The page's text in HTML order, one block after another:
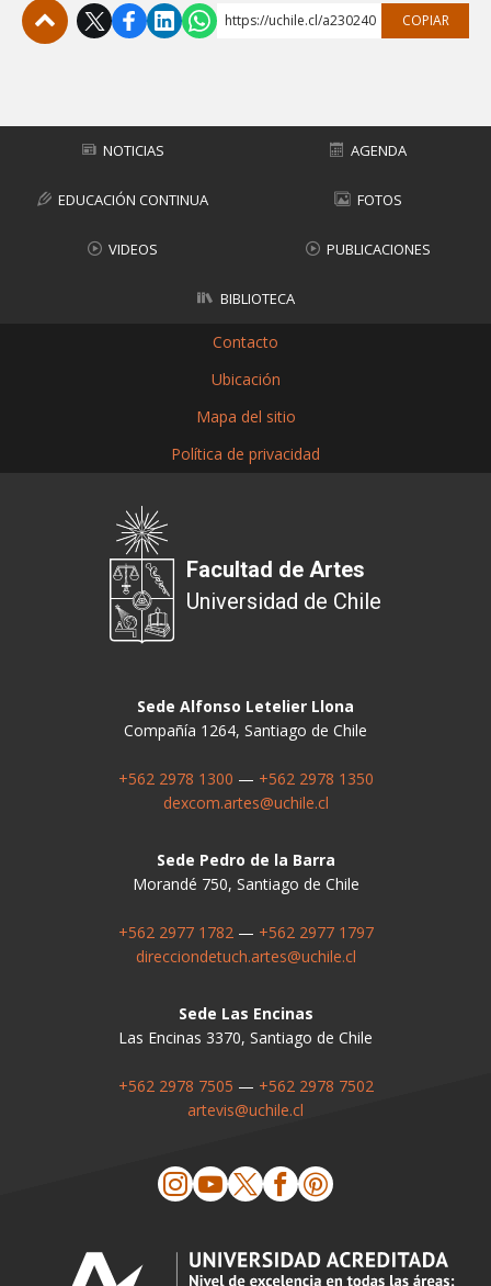
https://uchile.cl/a230240 COPIAR
NOTICIAS AGENDA
EDUCACIÓN CONTINUA FOTOS
VIDEOS PUBLICACIONES
BIBLIOTECA
Contacto
Ubicación
Mapa del sitio
Política de privacidad
Facultad de Artes
Universidad de Chile
Sede Alfonso Letelier Llona
Compañía 1264, Santiago de Chile
+562 2978 1300 — +562 2978 1350
dexcom.artes@uchile.cl
Sede Pedro de la Barra
Morandé 750, Santiago de Chile
+562 2977 1782— +562 2977 1797
direcciondetuch.artes@uchile.cl
Sede Las Encinas
Las Encinas 3370, Santiago de Chile
+562 2978 7505 — +562 2978 7502
artevis@uchile.cl